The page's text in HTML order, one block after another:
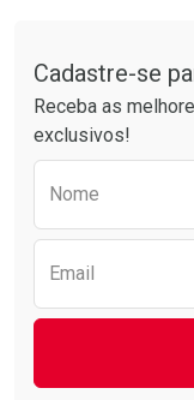
Laboratório
Por Menos
Cadastre-se
Receba as
exclusivos!
Nome
Email